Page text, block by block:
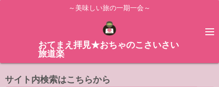
ス
～美味しい旅の一期一会～
おてまえ拝見★おちゃのこさいさい
旅道楽
サイト内検索はこちらから